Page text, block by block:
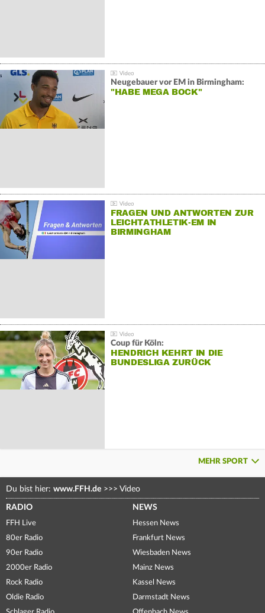
Neugebauer vor EM in Birmingham:
"HABE MEGA BOCK"
FRAGEN UND ANTWORTEN ZUR
LEICHTATHLETIK-EM IN
BIRMINGHAM
Coup für Köln:
HENDRICH KEHRT IN DIE
BUNDESLIGA ZURÜCK
MEHR SPORT
Du bist hier: www.FFH.de >>> Video
RADIO
FFH Live
80er Radio
90er Radio
2000er Radio
Rock Radio
Oldie Radio
NEWS
Hessen News
Frankfurt News
Wiesbaden News
Mainz News
Kassel News
Darmstadt News